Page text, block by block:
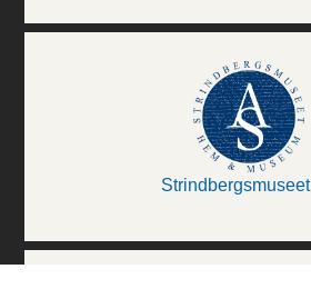
Strindbergsmuseet